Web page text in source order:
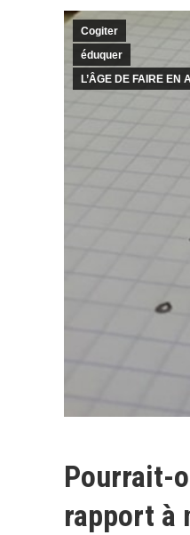
Cogiter
éduquer
L’ÂGE DE FAIRE EN
Pourrait-
rapport à